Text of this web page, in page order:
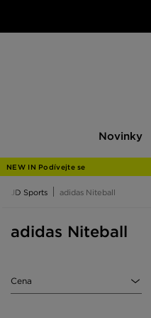
Novinky
NEW IN Podívejte se
JD Sports adidas Niteball
adidas Niteball
Cena